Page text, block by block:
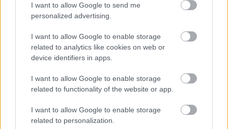
I want to allow Google to send me
personalized advertising.
I want to allow Google to enable storage
related to analytics like cookies on web or
device identifiers in apps.
I want to allow Google to enable storage
related to functionality of the website or app.
I want to allow Google to enable storage
related to personalization.
Többen hoztak különleges sisakfestést, közülük pedig
Sebastian Vettel megoldása talán a legfeltűnőbb. A
négyszeres világbajnok hosszú idő után ismét a Red Bull
dizájnját alkalmazza az energiaitalosok nemrégiben elhunyt
alapítójának Dietrich Mateschitznek a tiszteletére.
pic.twitter.com/mwuqAp2Fkg
— Aston Martin Aramco Cognizant F1 Team
(@AstonMartinF1)
October 29, 2022